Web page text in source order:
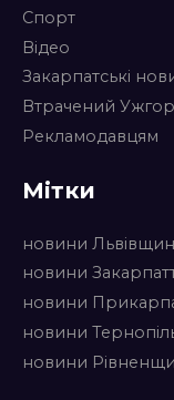
Спорт
Відео
Закарпатські
Втрачений
Рекламодавцям
Мітки
новини
новини
новини
новини
новини